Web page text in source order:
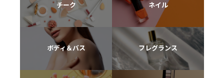
チーク ネイル
ボディ＆バス フレグランス